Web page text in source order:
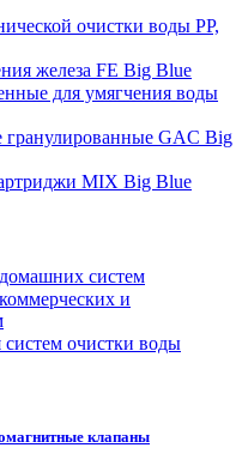
очистки воды PP,
железа FE Big Blue
для умягчения воды
GAC Big
MIX Big Blue
систем
и
очистки воды
клапаны